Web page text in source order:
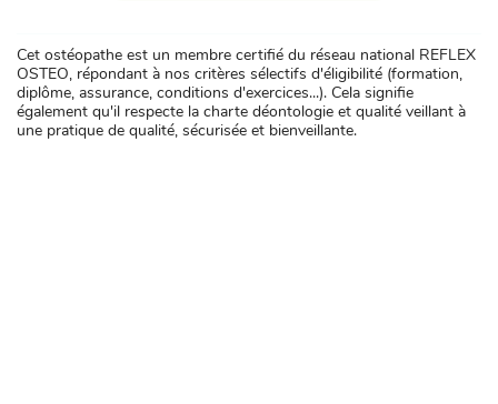
Cet ostéopathe est un membre certifié du réseau national REFLEX
OSTEO, répondant à nos critères sélectifs d'éligibilité (formation,
diplôme, assurance, conditions d'exercices...). Cela signifie
également qu'il respecte la charte déontologie et qualité veillant à
une pratique de qualité, sécurisée et bienveillante.